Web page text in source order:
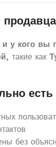
продавца
и у кого вы
, такие как
есть
без